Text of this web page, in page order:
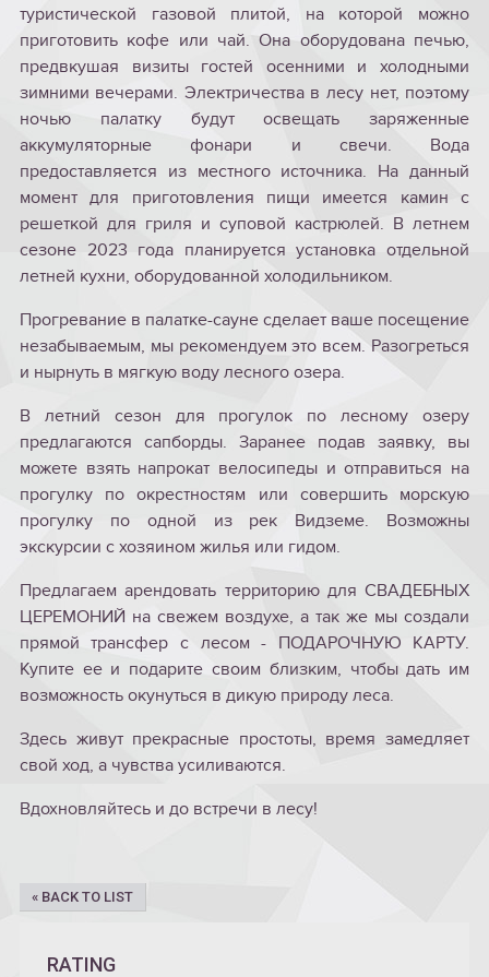
туристической газовой плитой, на которой можно
приготовить кофе или чай. Она оборудована печью,
предвкушая визиты гостей осенними и холодными
зимними вечерами. Электричества в лесу нет, поэтому
ночью палатку будут освещать заряженные
аккумуляторные фонари и свечи. Вода
предоставляется из местного источника. На данный
момент для приготовления пищи имеется камин с
решеткой для гриля и суповой кастрюлей. В летнем
сезоне 2023 года планируется установка отдельной
летней кухни, оборудованной холодильником.
Прогревание в палатке-сауне сделает ваше посещение
незабываемым, мы рекомендуем это всем. Разогреться
и нырнуть в мягкую воду лесного озера.
В летний сезон для прогулок по лесному озеру
предлагаются сапборды. Заранее подав заявку, вы
можете взять напрокат велосипеды и отправиться на
прогулку по окрестностям или совершить морскую
прогулку по одной из рек Видземе. Возможны
экскурсии с хозяином жилья или гидом.
Предлагаем арендовать территорию для СВАДЕБНЫХ
ЦЕРЕМОНИЙ на свежем воздухе, а так же мы создали
прямой трансфер с лесом - ПОДАРОЧНУЮ КАРТУ.
Купите ее и подарите своим близким, чтобы дать им
возможность окунуться в дикую природу леса.
Здесь живут прекрасные простоты, время замедляет
свой ход, а чувства усиливаются.
Вдохновляйтесь и до встречи в лесу!
« BACK TO LIST
RATING